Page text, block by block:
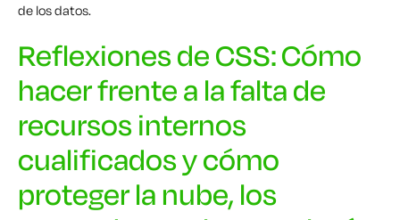
de los datos.
Reflexiones de CSS: Cómo
hacer frente a la falta de
recursos internos
cualificados y cómo
proteger la nube, los